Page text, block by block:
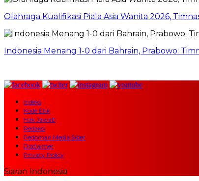
Olahraga Kualifikasi Piala Asia Wanita 2026,
Indonesia Menang 1-0 dari Bahrain, Prabowo:
Indeks
Kode Etik
Hak Jawab
Redaksi
Pedoman Media Siber
Disclaimer
Privacy Policy
Siaran Indonesia